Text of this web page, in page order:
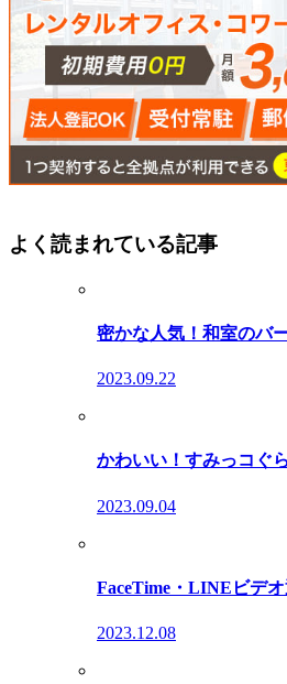
よく読まれている記事
密かな人気！和室のバ
2023.09.22
かわいい！すみっコぐ
2023.09.04
FaceTime・LINEビデ
2023.12.08